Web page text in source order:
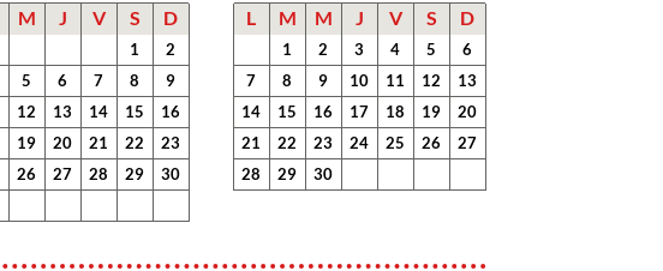
M J V S D
1
2
5 6 7 8
9
12 13 14 15
16
19 20 21 22
23
26 27 28 29
30
L M M J V S D
1 2 3 4 5
6
7
8 9 10 11 12
13
14
15 16 17 18 19
20
21
22 23 24 25 26
27
28
29 30